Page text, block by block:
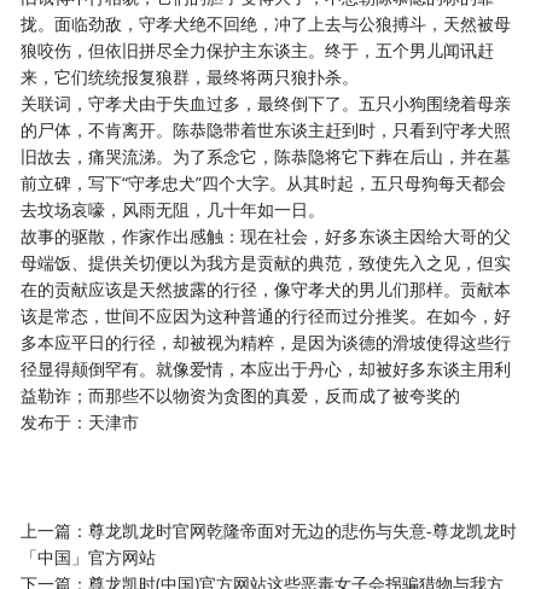
拢。面临劲敌，守孝犬绝不回绝，冲了上去与公狼搏斗，天然被母
狼咬伤，但依旧拼尽全力保护主东谈主。终于，五个男儿闻讯赶
来，它们统统报复狼群，最终将两只狼扑杀。
关联词，守孝犬由于失血过多，最终倒下了。五只小狗围绕着母亲
的尸体，不肯离开。陈恭隐带着世东谈主赶到时，只看到守孝犬照
旧故去，痛哭流涕。为了系念它，陈恭隐将它下葬在后山，并在墓
前立碑，写下“守孝忠犬”四个大字。从其时起，五只母狗每天都会
去坟场哀嚎，风雨无阻，几十年如一日。
故事的驱散，作家作出感触：现在社会，好多东谈主因给大哥的父
母端饭、提供关切便以为我方是贡献的典范，致使先入之见，但实
在的贡献应该是天然披露的行径，像守孝犬的男儿们那样。贡献本
该是常态，世间不应因为这种普通的行径而过分推奖。在如今，好
多本应平日的行径，却被视为精粹，是因为谈德的滑坡使得这些行
径显得颠倒罕有。就像爱情，本应出于丹心，却被好多东谈主用利
益勒诈；而那些不以物资为贪图的真爱，反而成了被夸奖的
发布于：天津市
上一篇：尊龙凯龙时官网乾隆帝面对无边的悲伤与失意-尊龙凯龙时
「中国」官方网站
下一篇：尊龙凯时(中国)官方网站这些恶毒女子会拐骗猎物与我方